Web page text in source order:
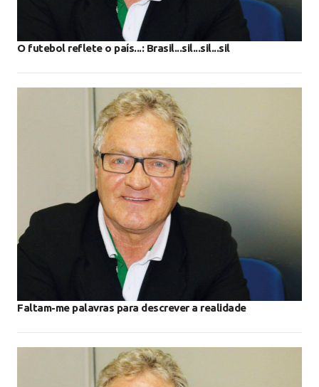
O futebol reflete o país...: Brasil...sil...sil...sil
Faltam-me palavras para descrever a realidade